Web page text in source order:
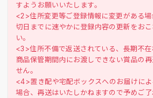
すようお願いいたします。
<2>住所変更等ご登録情報に変更がある
切日までに速やかに登録内容の更新をお
い。
<3>住所不備で返送されている、長期不在
商品保管期間内にお渡しできない賞品の
せん。
<4>置き配や宅配ボックスへのお届けに
場合、再送はいたしかねますので予めご了